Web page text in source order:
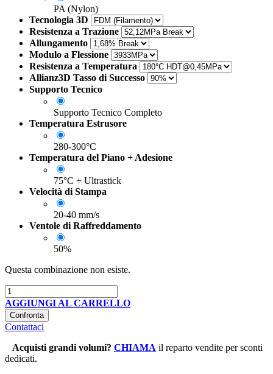
PA (Nylon)
Tecnologia 3D
Resistenza a Trazione
Allungamento
Modulo a Flessione
Resistenza a Temperatura
Allianz3D Tasso di Successo
Supporto Tecnico
Supporto Tecnico Completo
Temperatura Estrusore
280-300°C
Temperatura del Piano + Adesione
75°C + Ultrastick
Velocità di Stampa
20-40 mm/s
Ventole di Raffreddamento
50%
Questa combinazione non esiste.
AGGIUNGI AL CARRELLO
Confronta
Contattaci
Acquisti grandi volumi? CHIAMA il reparto vendite per sconti
dedicati.